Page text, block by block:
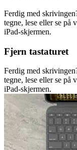
Ferdig med
tegne, lese eller se på
iPad-skjermen.
Fjern tastaturet
Ferdig med
tegne, lese eller se på
iPad-skjermen.